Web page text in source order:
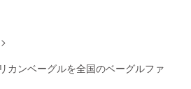
>
カンベーグルを全国のベーグルファ